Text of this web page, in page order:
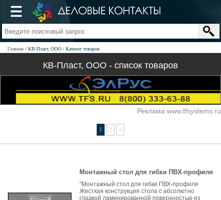
Главная КВ-Пласт, ООО Каталог товаров
КВ-Пласт, ООО - список товаров
Реклама www.tfsystems.ru
1 2 »
Монтажный стол для гибки ПВХ-профиля
"Монтажный стол для гибки ПВХ-профиля
Жесткая конструкция стола с абсолютно
гладкой ламинированной поверхностью из